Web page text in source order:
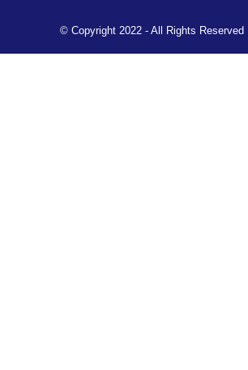
© Copyright 2022 - All Rights Reserved |